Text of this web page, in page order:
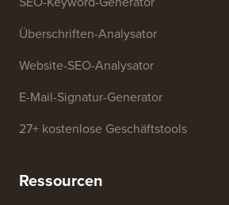
Überschriften-Analysator
Website-SEO-Analysator
E-Mail-Signatur-Generator
27+ kostenlose Geschäftstools
Ressourcen